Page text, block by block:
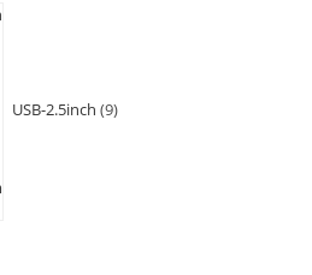
USB-2.5inch 9